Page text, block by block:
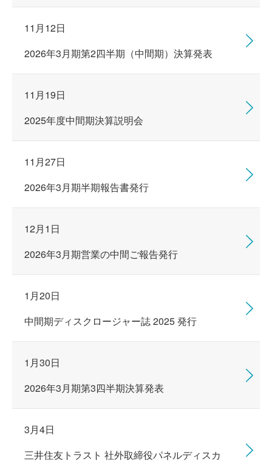
11月12日
2026年3月期第2四半期（中間期）決算発表
11月19日
2025年度中間期決算説明会
11月27日
2026年3月期半期報告書発行
12月1日
2026年3月期営業の中間ご報告発行
1月20日
中間期ディスクロージャー誌 2025 発行
1月30日
2026年3月期第3四半期決算発表
3月4日
三井住友トラスト 社外取締役パネルディスカ